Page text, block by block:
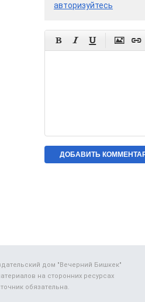
авторизуйтесь
    
дом "Вечерний Бишкек"
на сторонних ресурсах
обязательна.